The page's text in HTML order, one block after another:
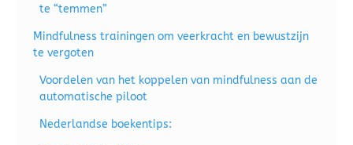
te “temmen”
Mindfulness trainingen om veerkracht en bewustzijn
te vergoten
Voordelen van het koppelen van mindfulness aan de
automatische piloot
Nederlandse boekentips: